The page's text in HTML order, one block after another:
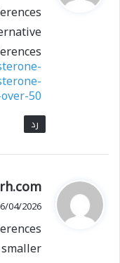
ل
50/
رد
ي
ق
ل
06/04/2026 الساعة